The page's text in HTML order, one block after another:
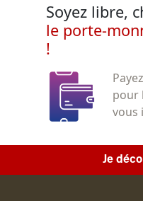
Soyez libre,
le porte-
!
pour
vous
Je